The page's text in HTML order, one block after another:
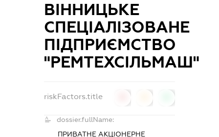
ВІННИЦЬКЕ
СПЕЦІАЛІЗОВАНЕ
ПІДПРИЄМСТВО
"РЕМТЕХСІЛЬМАШ"
riskFactors.title
dossier.fullName:
ПРИВАТНЕ АКЦІОНЕРНЕ